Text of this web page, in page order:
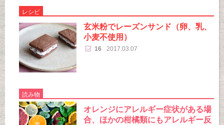
レシピ
玄米粉でレーズンサンド（卵、乳、
小麦不使用）
16 2017.03.07
読み物
オレンジにアレルギー症状がある場
合、ほかの柑橘類にもアレルギー反